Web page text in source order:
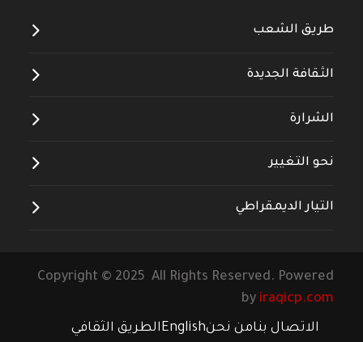
طريق الشعب
الثقافة الجديدة
الشرارة
نحو التغيير
التيار الديمقراطي
Copyright © 2025 All Rights Reserved. Powered
by iraqicp.com
الاتصال بنامن نحنEnglishالطريق الثقافي